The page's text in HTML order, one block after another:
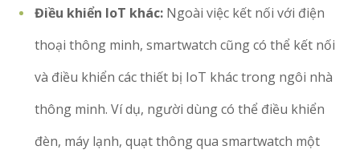
Điều khiển IoT khác: Ngoài việc kết nối với điện
thoại thông minh, smartwatch cũng có thể kết nối
và điều khiển các thiết bị IoT khác trong ngôi nhà
thông minh. Ví dụ, người dùng có thể điều khiển
đèn, máy lạnh, quạt thông qua smartwatch một